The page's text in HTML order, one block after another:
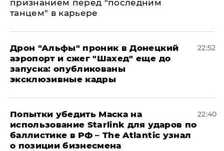
признанием перед "последним
танцем" в карьере
Дрон "Альфы" проник в Донецкий
аэропорт и сжег "Шахед" еще до
запуска: опубликованы
эксклюзивные кадры
22:52
Попытки убедить Маска на
использование Starlink для ударов по
баллистике в РФ – The Atlantic узнал
о позиции бизнесмена
22:40